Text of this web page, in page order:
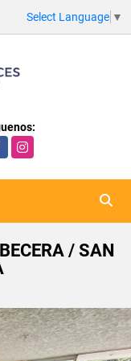
Select Language ▼
Instagram
/ SAN